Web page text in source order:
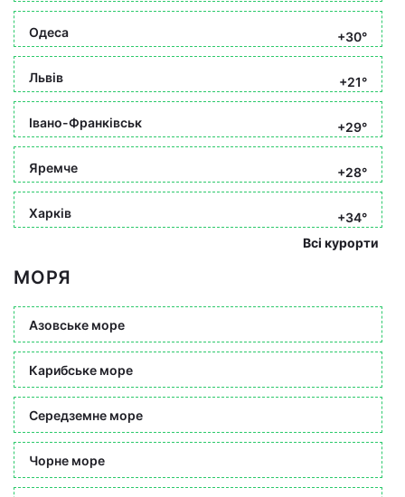
Одеса +30°
Львів +21°
Івано-Франківськ +29°
Яремче +28°
Харків
+34°
Всі курорти
МОРЯ
Азовське море
Карибське море
Середземне море
Чорне море